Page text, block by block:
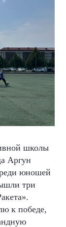
школы
Аргун
юношей
три
к победе,